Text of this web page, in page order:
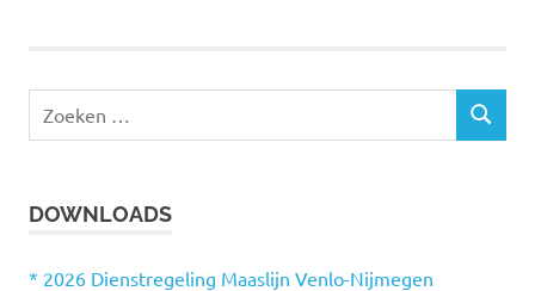
e
n
Z
DOWNLOADS
* 2026 Dienstregeling Maaslijn Venlo-Nijmegen